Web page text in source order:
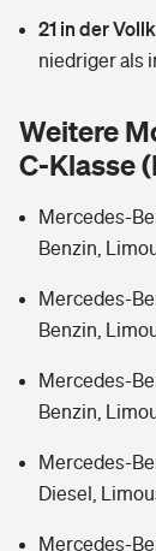
Tools
Hochwasser-
Wer versichert
Sie haben
Private
Zur Übersicht
Tools
Kinderunfall-
Typklassen:
Sie haben
Sie haben
Rentenrechner:
21 in der
niedriger als
Weitere
C-Klasse
Mercedes-
Benzin,
Mercedes-
Benzin,
Mercedes-
Benzin,
Mercedes-
Diesel,
Mercedes-